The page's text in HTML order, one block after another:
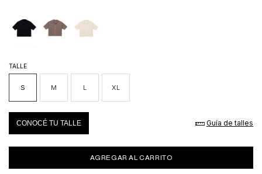
TALLE
S M L XL
CONOCÉ TU TALLE Guía de talles